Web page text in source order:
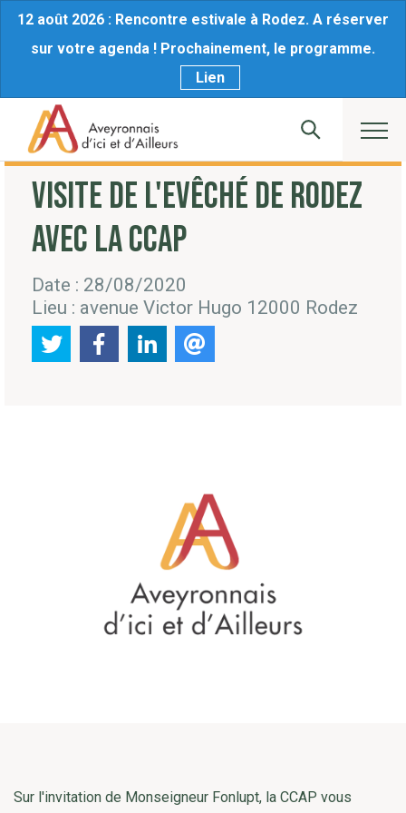
12 août 2026 : Rencontre estivale à Rodez. A réserver
sur votre agenda ! Prochainement, le programme.
Lien
VISITE DE L'EVÊCHÉ DE RODEZ
AVEC LA CCAP
Date : 28/08/2020
Lieu : avenue Victor Hugo 12000 Rodez
Sur l'invitation de Monseigneur Fonlupt, la CCAP vous